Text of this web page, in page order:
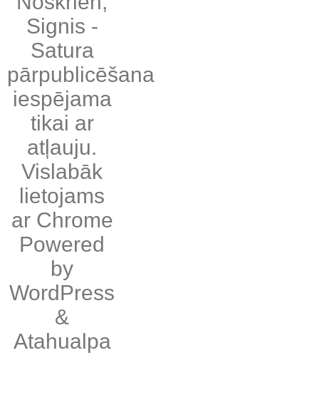
Signis -
Satura
pārpublicēšana
iespējama
tikai ar
atļauju.
Vislabāk
lietojams
ar Chrome
Powered
by
WordPress
&
Atahualpa